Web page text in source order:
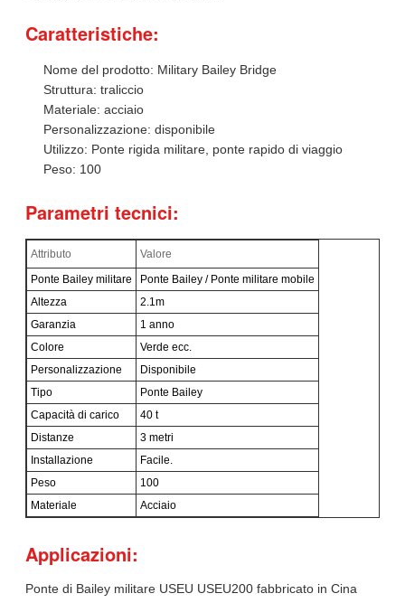
Caratteristiche:
Nome del prodotto: Military Bailey Bridge
Struttura: traliccio
Materiale: acciaio
Personalizzazione: disponibile
Utilizzo: Ponte rigida militare, ponte rapido di viaggio
Peso: 100
Parametri tecnici:
Attributo
Valore
Ponte Bailey militare
Ponte Bailey / Ponte militare mobile
Altezza
2.1m
Garanzia
1 anno
Colore
Verde ecc.
Personalizzazione
Disponibile
Tipo
Ponte Bailey
Capacità di carico
40 t
Distanze
3 metri
Installazione
Facile.
Peso
100
Materiale
Acciaio
Applicazioni:
Ponte di Bailey militare USEU USEU200 fabbricato in Cina